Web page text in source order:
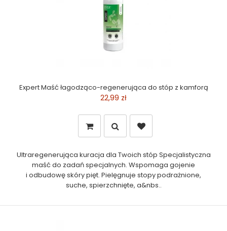
Expert Maść łagodząco-regenerująca do stóp z kamforą
22,99 zł
Ultraregenerująca kuracja dla Twoich stóp Specjalistyczna
maść do zadań specjalnych. Wspomaga gojenie
i odbudowę skóry pięt. Pielęgnuje stopy podrażnione,
suche, spierzchnięte, a&nbs..